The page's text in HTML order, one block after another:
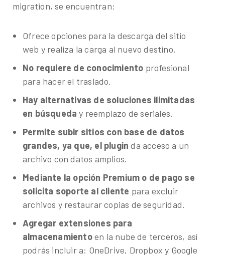
migration, se encuentran:
Ofrece opciones para la descarga del sitio
web y realiza la carga al nuevo destino.
No requiere de conocimiento profesional
para hacer el traslado.
Hay alternativas de soluciones ilimitadas
en búsqueda y reemplazo de seriales.
Permite subir sitios con base de datos
grandes, ya que, el pluginda acceso a un
archivo con datos amplios.
Mediante la opción Premium o de pago se
solicita soporte al cliente para excluir
archivos y restaurar copias de seguridad.
Agregar extensiones para
almacenamientoen la nube de terceros, así
podrás incluir a: OneDrive, Dropbox y Google